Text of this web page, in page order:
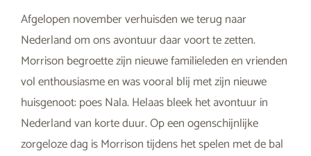
Afgelopen november verhuisden we terug naar
Nederland om ons avontuur daar voort te zetten.
Morrison begroette zijn nieuwe familieleden en vrienden
vol enthousiasme en was vooral blij met zijn nieuwe
huisgenoot: poes Nala. Helaas bleek het avontuur in
Nederland van korte duur. Op een ogenschijnlijke
zorgeloze dag is Morrison tijdens het spelen met de bal